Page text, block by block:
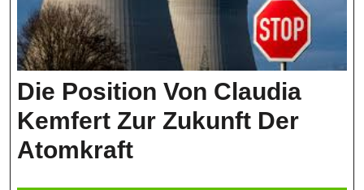
Die Position Von Claudia
Kemfert Zur Zukunft Der
AtomkraftDie